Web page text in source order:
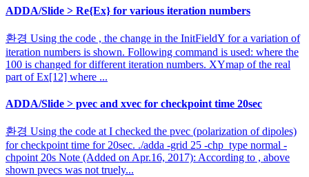
ADDA/Slide > Re{Ex} for various iteration numbers
환경 Using the code , the change in the InitFieldY for a variation of
iteration numbers is shown. Following command is used: where the
100 is changed for different iteration numbers. XYmap of the real
part of Ex[12] where ...
ADDA/Slide > pvec and xvec for checkpoint time 20sec
환경 Using the code at I checked the pvec (polarization of dipoles)
for checkpoint time for 20sec. ./adda -grid 25 -chp_type normal -
chpoint 20s Note (Added on Apr.16, 2017): According to , above
shown pvecs was not truely...